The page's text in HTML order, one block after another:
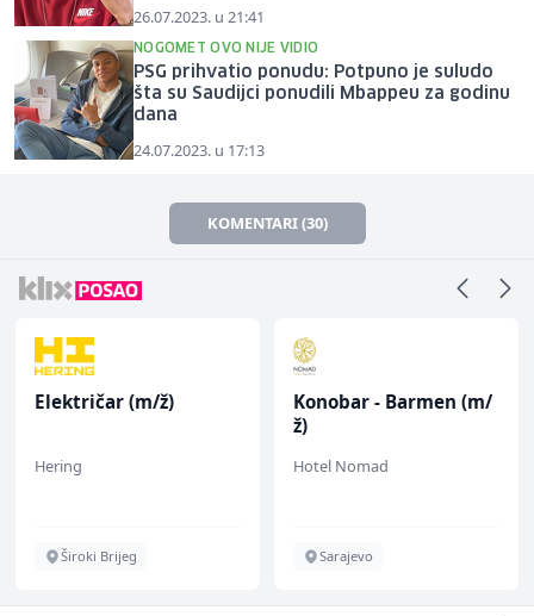
26.07.2023. u 21:41
NOGOMET OVO NIJE VIDIO
PSG prihvatio ponudu: Potpuno je suludo
šta su Saudijci ponudili Mbappeu za godinu
dana
24.07.2023. u 17:13
KOMENTARI (30)
Električar (m/ž)
Hering
Široki Brijeg
Konobar - Barmen (m/
ž)
Hotel Nomad
Sarajevo